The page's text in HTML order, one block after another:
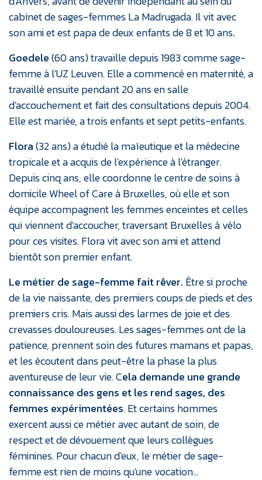
cabinet de sages-femmes La Madrugada. Il vit avec
son ami et est papa de deux enfants de 8 et 10 ans.
Goedele(60 ans) travaille depuis 1983 comme sage-
femme à l'UZ Leuven. Elle a commencé en maternité, a
travaillé ensuite pendant 20 ans en salle
d'accouchement et fait des consultations depuis 2004.
Elle est mariée, a trois enfants et sept petits-enfants.
Flora(32 ans) a étudié la maïeutique et la médecine
tropicale et a acquis de l'expérience à l'étranger.
Depuis cinq ans, elle coordonne le centre de soins à
domicile Wheel of Care à Bruxelles, où elle et son
équipe accompagnent les femmes enceintes et celles
qui viennent d'accoucher, traversant Bruxelles à vélo
pour ces visites. Flora vit avec son ami et attend
bientôt son premier enfant.
Le métier de sage-femme fait rêver. Être si proche
de la vie naissante, des premiers coups de pieds et des
premiers cris. Mais aussi des larmes de joie et des
crevasses douloureuses. Les sages-femmes ont de la
patience, prennent soin des futures mamans et papas,
et les écoutent dans peut-être la phase la plus
aventureuse de leur vie. Cela demande une grande
connaissance des gens et les rend sages, des
femmes expérimentées. Et certains hommes
exercent aussi ce métier avec autant de soin, de
respect et de dévouement que leurs collègues
féminines. Pour chacun d'eux, le métier de sage-
femme est rien de moins qu'une vocation…